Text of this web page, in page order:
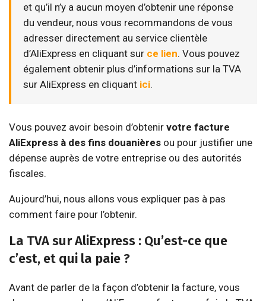
et qu’il n’y a aucun moyen d’obtenir une réponse
du vendeur, nous vous recommandons de vous
adresser directement au service clientèle
d’AliExpress en cliquant sur ce lien. Vous pouvez
également obtenir plus d’informations sur la TVA
sur AliExpress en cliquant ici.
Vous pouvez avoir besoin d’obtenir votre facture
AliExpress à des fins douanières ou pour justifier une
dépense auprès de votre entreprise ou des autorités
fiscales.
Aujourd’hui, nous allons vous expliquer pas à pas
comment faire pour l’obtenir.
La TVA sur AliExpress : Qu’est-ce que
c’est, et qui la paie ?
Avant de parler de la façon d’obtenir la facture, vous